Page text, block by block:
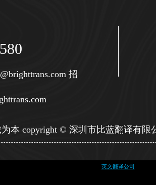
招
本 copyright © 深圳市比蓝翻译有限
英文翻译公司